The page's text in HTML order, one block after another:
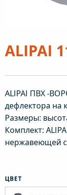
ALIPAI
ALIPAI ПВХ -
дефлектора на
Размеры:
Комплект:
нержавеющей
ЦВЕТ